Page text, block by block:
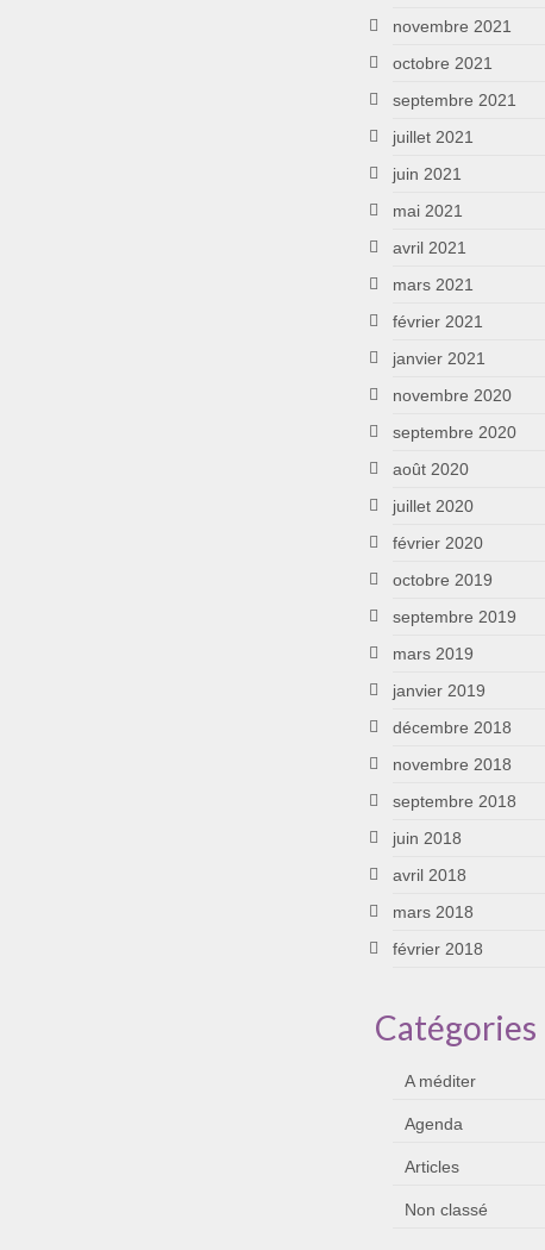
novembre 2021
octobre 2021
septembre 2021
juillet 2021
juin 2021
mai 2021
avril 2021
mars 2021
février 2021
janvier 2021
novembre 2020
septembre 2020
août 2020
juillet 2020
février 2020
octobre 2019
septembre 2019
mars 2019
janvier 2019
décembre 2018
novembre 2018
septembre 2018
juin 2018
avril 2018
mars 2018
février 2018
Catégories
A méditer
Agenda
Articles
Non classé